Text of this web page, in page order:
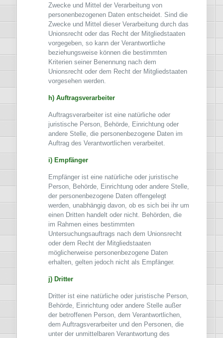
Zwecke und Mittel der Verarbeitung von
personenbezogenen Daten entscheidet. Sind die
Zwecke und Mittel dieser Verarbeitung durch das
Unionsrecht oder das Recht der Mitgliedstaaten
vorgegeben, so kann der Verantwortliche
beziehungsweise können die bestimmten
Kriterien seiner Benennung nach dem
Unionsrecht oder dem Recht der Mitgliedstaaten
vorgesehen werden.
h) Auftragsverarbeiter
Auftragsverarbeiter ist eine natürliche oder
juristische Person, Behörde, Einrichtung oder
andere Stelle, die personenbezogene Daten im
Auftrag des Verantwortlichen verarbeitet.
i) Empfänger
Empfänger ist eine natürliche oder juristische
Person, Behörde, Einrichtung oder andere Stelle,
der personenbezogene Daten offengelegt
werden, unabhängig davon, ob es sich bei ihr um
einen Dritten handelt oder nicht. Behörden, die
im Rahmen eines bestimmten
Untersuchungsauftrags nach dem Unionsrecht
oder dem Recht der Mitgliedstaaten
möglicherweise personenbezogene Daten
erhalten, gelten jedoch nicht als Empfänger.
j) Dritter
Dritter ist eine natürliche oder juristische Person,
Behörde, Einrichtung oder andere Stelle außer
der betroffenen Person, dem Verantwortlichen,
dem Auftragsverarbeiter und den Personen, die
unter der unmittelbaren Verantwortung des